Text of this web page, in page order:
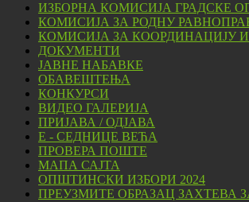
ИЗБОРНА КОМИСИЈА ГРАДСКЕ
КОМИСИЈА ЗА РОДНУ
КОМИСИЈА ЗА КООРДИНАЦИЈУ
ДОКУМЕНТИ
ЈАВНЕ НАБАВКЕ
ОБАВЕШТЕЊА
КОНКУРСИ
ВИДЕО ГАЛЕРИЈА
ПРИЈАВА / ОДЈАВА
Е - СЕДНИЦЕ ВЕЋА
ПРОВЕРА ПОШТЕ
МАПА САЈТА
ОПШТИНСКИ ИЗБОРИ 2024
ПРЕУЗМИТЕ ОБРАЗАЦ ЗАХТЕВА